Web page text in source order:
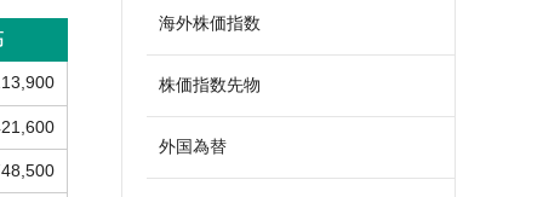
海外株価指数
株価指数先物
外国為替